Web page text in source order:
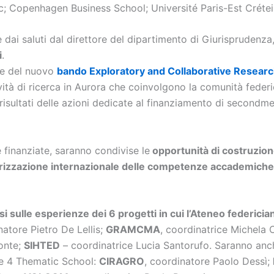
Business School; Université Paris-Est
dai saluti dal direttore del dipartimento di Giurisprudenza,
.
del nuovo bando Exploratory and Collaborative
di ricerca in Aurora che coinvolgono la comunità
risultati delle azioni dedicate al finanziamento di
saranno condivise le opportunità di
internazionale delle competenze accademiche
sulle esperienze dei 6 progetti in cui l’Ateneo
Pietro De Lellis; GRAMCMA, coordinatrice Michela
SIHTED – coordinatrice Lucia Santorufo. Saranno
4 Thematic School: CIRAGRO, coordinatore Paolo Dessì;